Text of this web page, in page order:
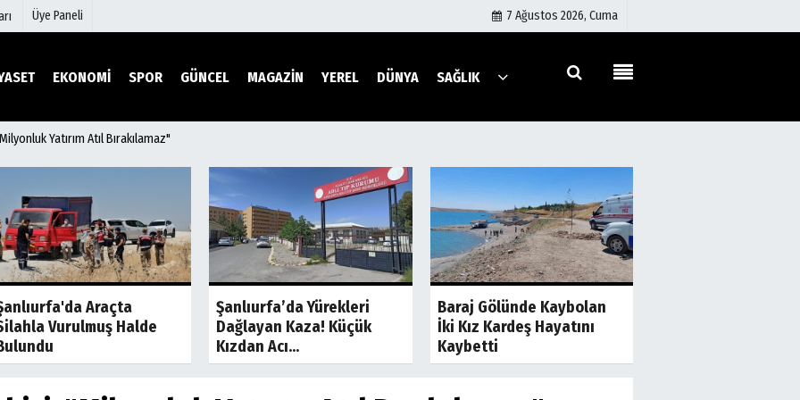
Üye Paneli 7 Ağustos 2026, Cuma
EKONOMİ SPOR GÜNCEL MAGAZİN YEREL DÜNYA SAĞLIK
Video Galeri
Foto Galeri
Etkinlikler
İletişim
Çerez Politikası
Gizlilik İlkeleri
Yatırım Atıl Bırakılamaz"
Son Dakika
Araçta
Vurulmuş Halde
Son Dakika
Şanlıurfa’da Yürekleri
Dağlayan Kaza! Küçük
Kızdan Acı...
Son Dakika
Baraj Gölünde Kaybolan
İki Kız Kardeş Hayatını
Kaybetti